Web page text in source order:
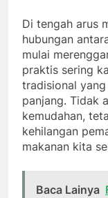
Di tengah arus
hubungan
mulai
praktis sering
tradisional
panjang. Tidak
kemudahan,
kehilangan
makanan kita
Baca Lainya